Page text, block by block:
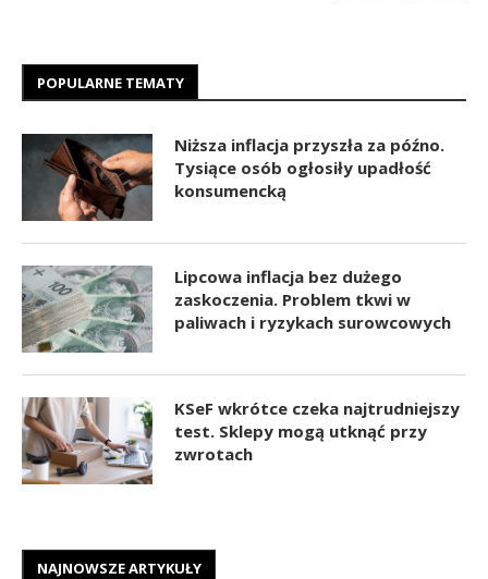
POPULARNE TEMATY
Niższa inflacja przyszła za późno.
Tysiące osób ogłosiły upadłość
konsumencką
Lipcowa inflacja bez dużego
zaskoczenia. Problem tkwi w
paliwach i ryzykach surowcowych
KSeF wkrótce czeka najtrudniejszy
test. Sklepy mogą utknąć przy
zwrotach
NAJNOWSZE ARTYKUŁY